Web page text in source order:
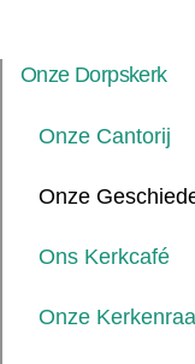
Onze Dorpskerk
Onze Cantorij
Onze
Ons Kerkcafé
Onze